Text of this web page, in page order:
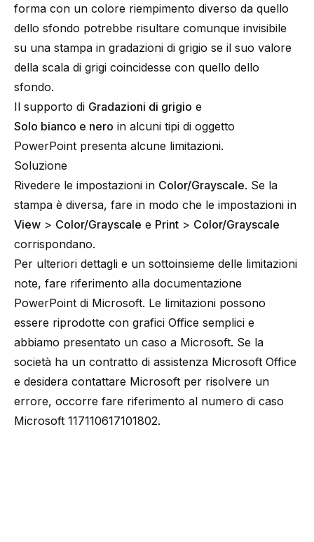
forma con un colore riempimento diverso da quello
dello sfondo potrebbe risultare comunque invisibile
su una stampa in gradazioni di grigio se il suo valore
della scala di grigi coincidesse con quello dello
sfondo.
Il supporto di Gradazioni di grigio e
Solo bianco e nero in alcuni tipi di oggetto
PowerPoint presenta alcune limitazioni.
Soluzione
Rivedere le impostazioni in Color/Grayscale. Se la
stampa è diversa, fare in modo che le impostazioni in
View > Color/Grayscale e Print > Color/Grayscale
corrispondano.
Per ulteriori dettagli e un sottoinsieme delle limitazioni
note, fare riferimento alla documentazione
PowerPoint di Microsoft. Le limitazioni possono
essere riprodotte con grafici Office semplici e
abbiamo presentato un caso a Microsoft. Se la
società ha un contratto di assistenza Microsoft Office
e desidera contattare Microsoft per risolvere un
errore, occorre fare riferimento al numero di caso
Microsoft 117110617101802.